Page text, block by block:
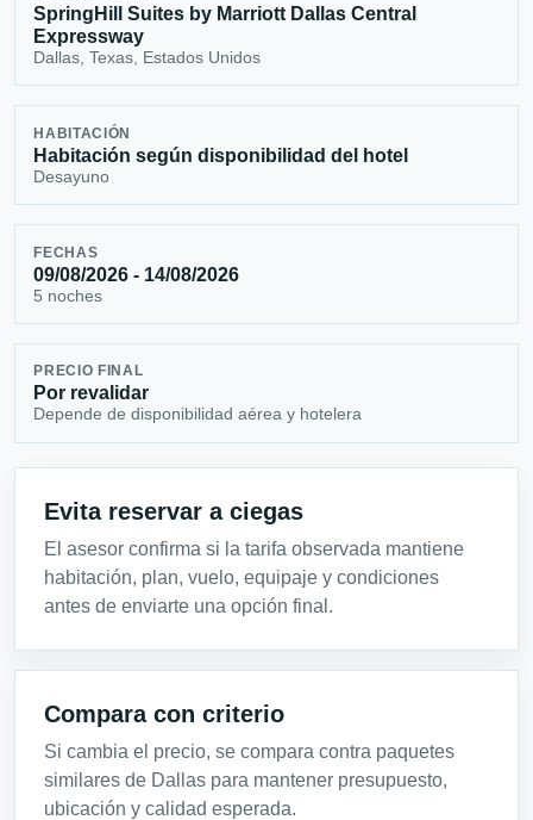
SpringHill Suites by Marriott Dallas Central
Expressway
Dallas, Texas, Estados Unidos
HABITACIÓN
Habitación según disponibilidad del hotel
Desayuno
FECHAS
09/08/2026 - 14/08/2026
5 noches
PRECIO FINAL
Por revalidar
Depende de disponibilidad aérea y hotelera
Evita reservar a ciegas
El asesor confirma si la tarifa observada mantiene
habitación, plan, vuelo, equipaje y condiciones
antes de enviarte una opción final.
Compara con criterio
Si cambia el precio, se compara contra paquetes
similares de Dallas para mantener presupuesto,
ubicación y calidad esperada.